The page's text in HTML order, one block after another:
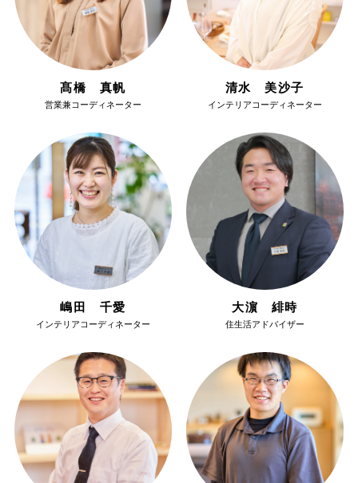
髙橋 真帆
営業兼コーディネーター
清水 美沙子
インテリアコーディネーター
嶋田 千愛
インテリアコーディネーター
大濵 緋時
住生活アドバイザー